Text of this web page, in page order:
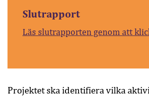
Slutrapport
Läs slutrapporten genom att
Projektet ska identifiera vilka